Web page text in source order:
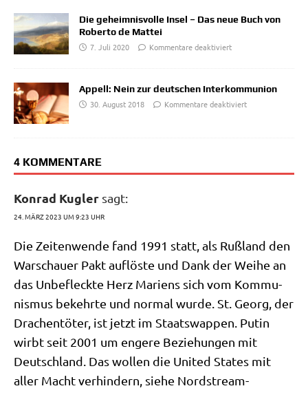
Die geheimnisvolle Insel – Das neue Buch von
Roberto de Mattei
7. Juli 2020
Kommentare deaktiviert
Appell: Nein zur deutschen Interkommunion
30. August 2018
Kommentare deaktiviert
4 KOMMENTARE
Konrad Kugler sagt:
24. MÄRZ 2023 UM 9:23 UHR
Die Zei­ten­wen­de fand 1991 statt, als Ruß­land den
War­schau­er Pakt auf­lö­ste und Dank der Wei­he an
das Unbe­fleck­te Herz Mari­ens sich vom Kom­mu­
nis­mus bekehr­te und nor­mal wur­de. St. Georg, der
Dra­chen­tö­ter, ist jetzt im Staats­wap­pen. Putin
wirbt seit 2001 um enge­re Bezie­hun­gen mit
Deutsch­land. Das wol­len die United Sta­tes mit
aller Macht ver­hin­dern, sie­he Nordstream-